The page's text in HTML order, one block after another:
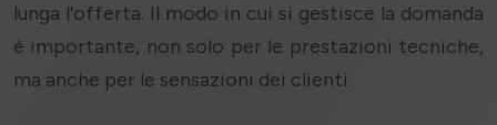
lunga l'offerta. Il modo in cui si gestisce la domanda
è importante, non solo per le prestazioni tecniche,
ma anche per le sensazioni dei clienti.